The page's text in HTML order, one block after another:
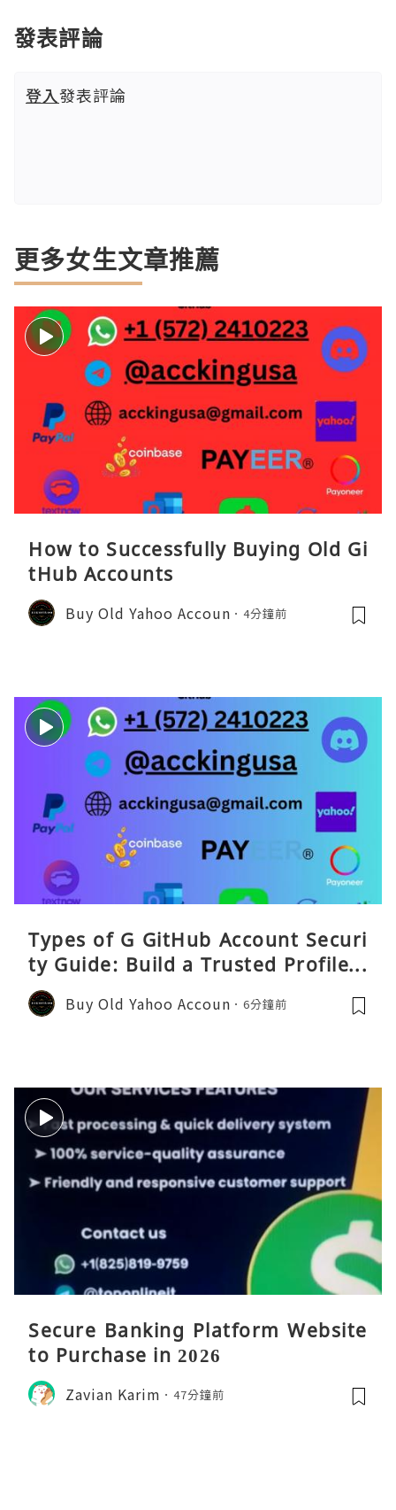
發表評論
登入發表評論
更多女生文章推薦
How to Successfully Buying Old Gi
tHub Accounts
Buy Old Yahoo Accoun 4分鐘前
Types of G GitHub Account Securi
ty Guide: Build a Trusted Profile a
nd Protect Your DevitHub accoun
ts
Buy Old Yahoo Accoun 6分鐘前
Secure Banking Platform Website
to Purchase in 2026
Zavian Karim 47分鐘前